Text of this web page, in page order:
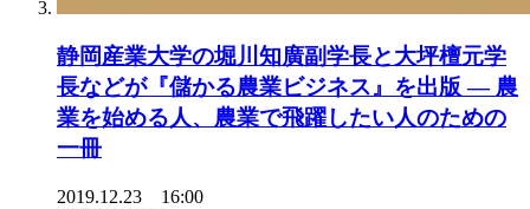
静岡産業大学の堀川知廣副学長と大坪檀元学
長などが『儲かる農業ビジネス』を出版 — 農
業を始める人、農業で飛躍したい人のための
一冊
2019.12.23 16:00